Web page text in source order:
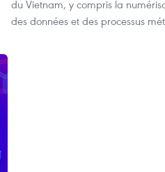
du Vietnam, y compris la
des données et des processus